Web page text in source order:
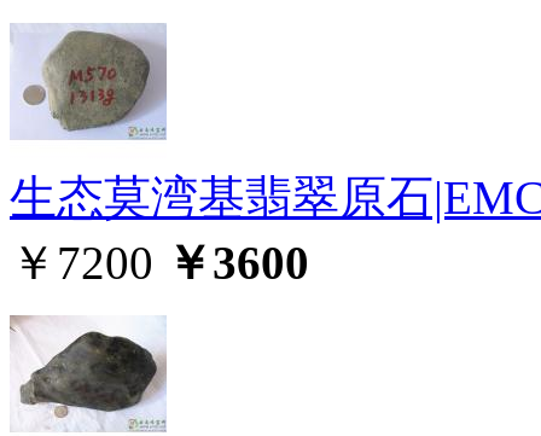
生态莫湾基翡翠原石
￥7200 ￥3600